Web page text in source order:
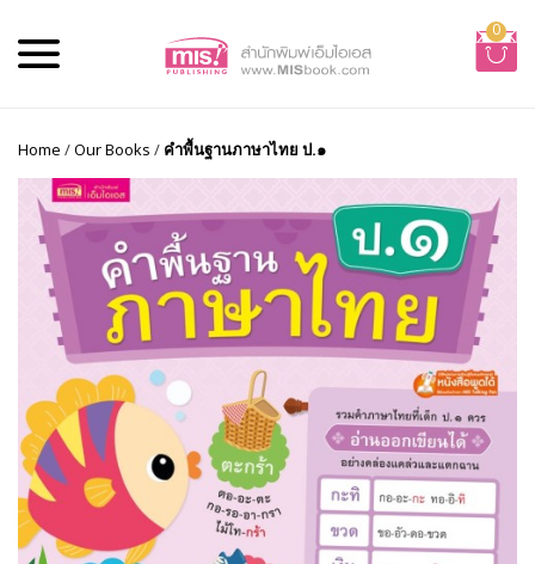
0
Home /Our Books / คำพื้นฐานภาษาไทย ป.๑